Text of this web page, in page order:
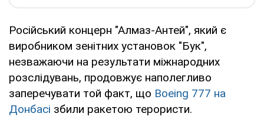
Російський концерн "Алмаз-Антей", який є
виробником зенітних установок "Бук",
незважаючи на результати міжнародних
розслідувань, продовжує наполегливо
заперечувати той факт, що Boeing 777 на
Донбасі збили ракетою терористи.